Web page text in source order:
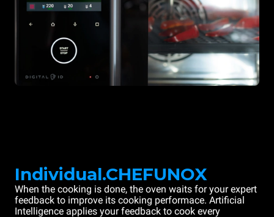
Individual.CHEFUNOX
When the cooking is done, the oven waits for your expert
feedback to improve its cooking performace. Artificial
Intelligence applies your feedback to cook every